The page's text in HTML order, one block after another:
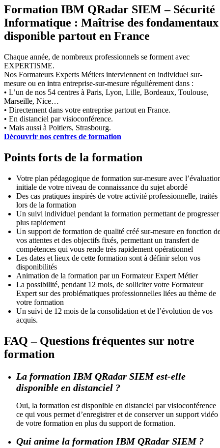
Formation IBM QRadar SIEM – Sécurité
Informatique : Maîtrise des fondamentaux
disponible partout en France
Chaque année, de nombreux professionnels se forment avec
EXPERTISME.
Nos Formateurs Experts Métiers interviennent en individuel sur-
mesure ou en intra entreprise-sur-mesure régulièrement dans :
• L’un de nos 54 centres à Paris, Lyon, Lille, Bordeaux, Toulouse,
Marseille, Nice…
• Directement dans votre entreprise partout en France.
• En distanciel par visioconférence.
• Mais aussi à Poitiers, Strasbourg.
Découvrir nos centres de formation
Points forts de la formation
Votre plan pédagogique de formation sur-mesure avec
initiale de votre niveau de connaissance du sujet abordé
Des cas pratiques inspirés de votre activité professionnelle, traités
lors de la formation
Un suivi individuel pendant la formation permettant de progresser
plus rapidement
Un support de formation de qualité créé sur-mesure en fonction
vos attentes et des objectifs fixés, permettant un transfert de
compétences qui vous rende très rapidement opérationnel
Les dates et lieux de cette formation sont à définir selon vos
disponibilités
Animation de la formation par un Formateur Expert Métier
La possibilité, pendant 12 mois, de solliciter votre Formateur
Expert sur des problématiques professionnelles liées au thème de
votre formation
Un suivi de 12 mois de la consolidation et de l’évolution de vos
acquis.
FAQ – Questions fréquentes sur notre
formation
La formation IBM QRadar SIEM est-elle
disponible en distanciel ?
Oui, la formation est disponible en distanciel par visioconférence
ce qui vous permet d’enregistrer et de conserver un support vidéo
de votre formation en plus du support de formation.
Qui anime la formation IBM QRadar SIEM ?